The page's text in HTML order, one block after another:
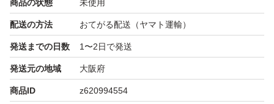
商品の状態 未使用
配送の方法 おてがる配送（ヤマト運輸）
発送までの日数 1〜2日で発送
発送元の地域 大阪府
商品ID z620994554